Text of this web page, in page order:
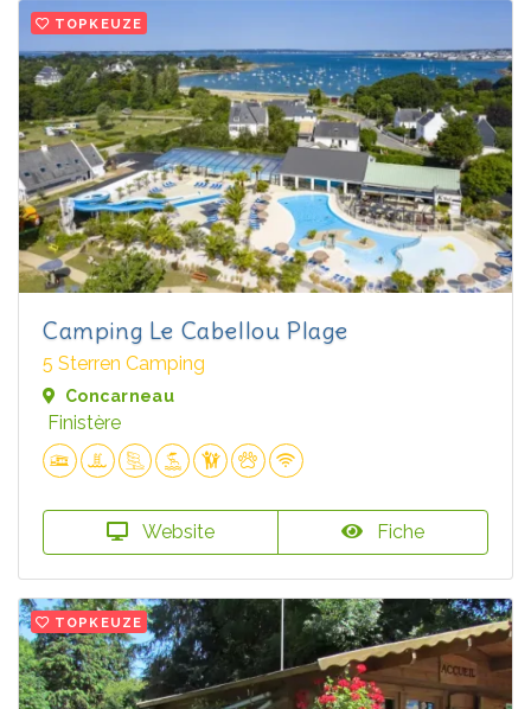
TOPKEUZE
Camping Le Cabellou Plage
5 Sterren Camping
Concarneau
Finistère
Website Fiche
TOPKEUZE